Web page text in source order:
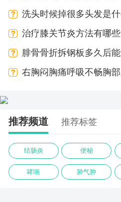
洗头时候掉很多头发是
治疗膝关节炎方法有哪些
腓骨骨折拆钢板多久后
右胸闷胸痛呼吸不畅胸
推荐频道 推荐标签
结肠炎 便秘
哮喘 肺气肿